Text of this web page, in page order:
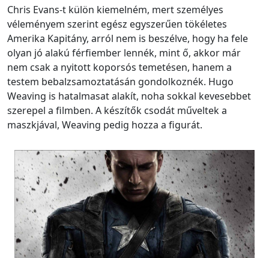
Chris Evans-t külön kiemelném, mert személyes
véleményem szerint egész egyszerűen tökéletes
Amerika Kapitány, arról nem is beszélve, hogy ha fele
olyan jó alakú férfiember lennék, mint ő, akkor már
nem csak a nyitott koporsós temetésen, hanem a
testem bebalzsamoztatásán gondolkoznék. Hugo
Weaving is hatalmasat alakít, noha sokkal kevesebbet
szerepel a filmben. A készítők csodát műveltek a
maszkjával, Weaving pedig hozza a figurát.